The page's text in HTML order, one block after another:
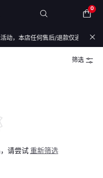
0
，本店任何售后/退款仅通过店
筛选
请尝试 重新筛选